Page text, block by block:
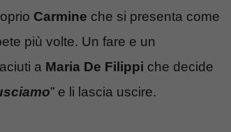
Carmine che si presenta come
più volte. Un fare e un
a Maria De Filippi che decide
” e li lascia uscire.